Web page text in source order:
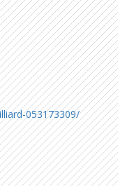
053173309/